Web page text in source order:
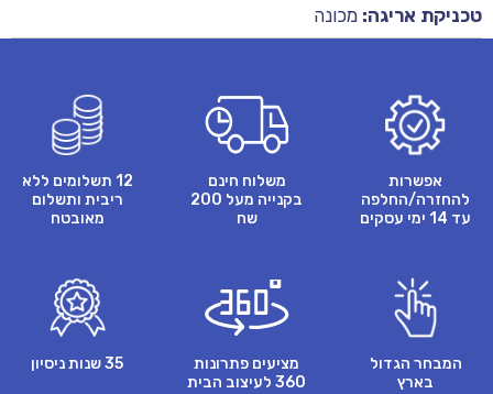
טכניקת אריגה: מכונה
אפשרות
להחזרה/החלפה
עד 14 ימי עסקים
משלוח חינם
בקנייה מעל 200
שח
12 תשלומים ללא
ריבית ותשלום
מאובטח
המבחר הגדול
בארץ
מציעים פתרונות
360 לעיצוב הבית
35 שנות ניסיון